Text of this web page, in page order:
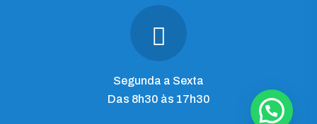
Segunda a Sexta
Das 8h30 às 17h30